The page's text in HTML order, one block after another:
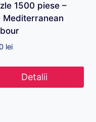
1500 piese –
Mediterranean
lei
Detalii